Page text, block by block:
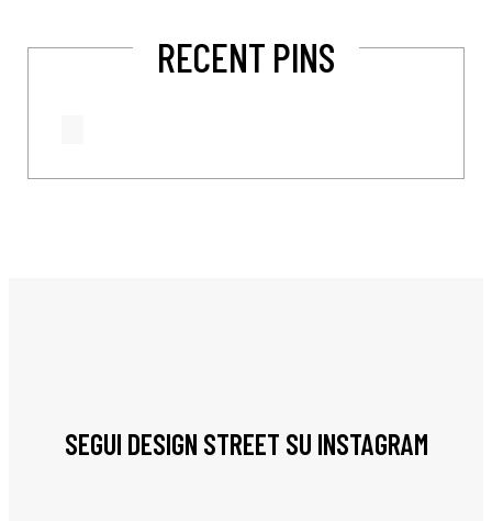
RECENT PINS
SEGUI DESIGN STREET SU INSTAGRAM